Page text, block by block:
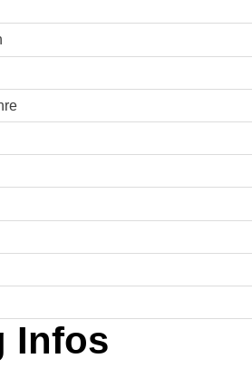
Infos